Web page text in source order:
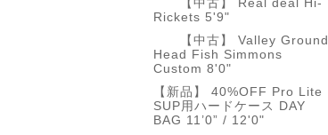
Rickets 5'9"
【中古】 Valley Ground
Head Fish Simmons
Custom 8'0"
【新品】 40%OFF Pro Lite
SUP用ハードケース DAY
BAG 11’0” / 12'0"